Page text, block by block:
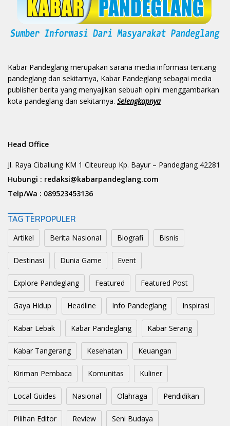
Kabar Pandeglang merupakan sarana media informasi tentang
pandeglang dan sekitarnya, Kabar Pandeglang sebagai media
publisher berita yang menyajikan sebuah opini menggambarkan
kota pandeglang dan sekitarnya. Selengkapnya
Head Office
Jl. Raya Cibaliung KM 1 Citeureup Kp. Bayur – Pandeglang 42281
Hubungi : redaksi@kabarpandeglang.com
Telp/Wa : 089523453136
TAG TERPOPULER
Artikel Berita Nasional Biografi Bisnis
Destinasi Dunia Game Event
Explore Pandeglang Featured Featured Post
Gaya Hidup Headline Info Pandeglang Inspirasi
Kabar Lebak Kabar Pandeglang Kabar Serang
Kabar Tangerang Kesehatan Keuangan
Kiriman Pembaca Komunitas Kuliner
Local Guides Nasional Olahraga Pendidikan
Pilihan Editor Review Seni Budaya